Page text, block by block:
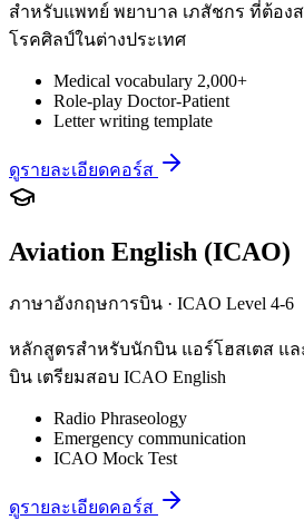
สำหรับแพทย์ พยาบาล เภสัชกร ที่ต้อง
โรคศิลป์ในต่างประเทศ
Medical vocabulary 2,000+
Role-play Doctor-Patient
Letter writing template
ดูรายละเอียดคอร์ส
Aviation English (ICAO)
ภาษาอังกฤษการบิน · ICAO Level 4-6
หลักสูตรสำหรับนักบิน แอร์โฮสเตส แ
บิน เตรียมสอบ ICAO English
Radio Phraseology
Emergency communication
ICAO Mock Test
ดูรายละเอียดคอร์ส